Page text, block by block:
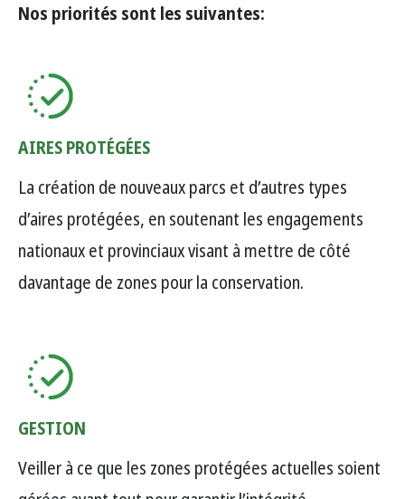
Nos priorités sont les suivantes:
AIRES PROTÉGÉES
La création de nouveaux parcs et d’autres types
d’aires protégées, en soutenant les engagements
nationaux et provinciaux visant à mettre de côté
davantage de zones pour la conservation.
GESTION
Veiller à ce que les zones protégées actuelles soient